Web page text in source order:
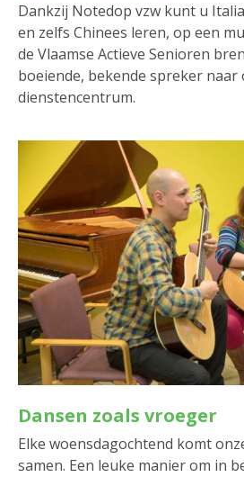
Dankzij Notedop vzw kunt u
en zelfs Chinees leren, op een
de Vlaamse Actieve Senioren
boeiende, bekende spreker naar
dienstencentrum.
Dansen zoals vroeger
Elke woensdagochtend komt
samen. Een leuke manier om in